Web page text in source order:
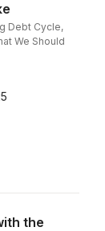
Debt Cycle,
We Should
the